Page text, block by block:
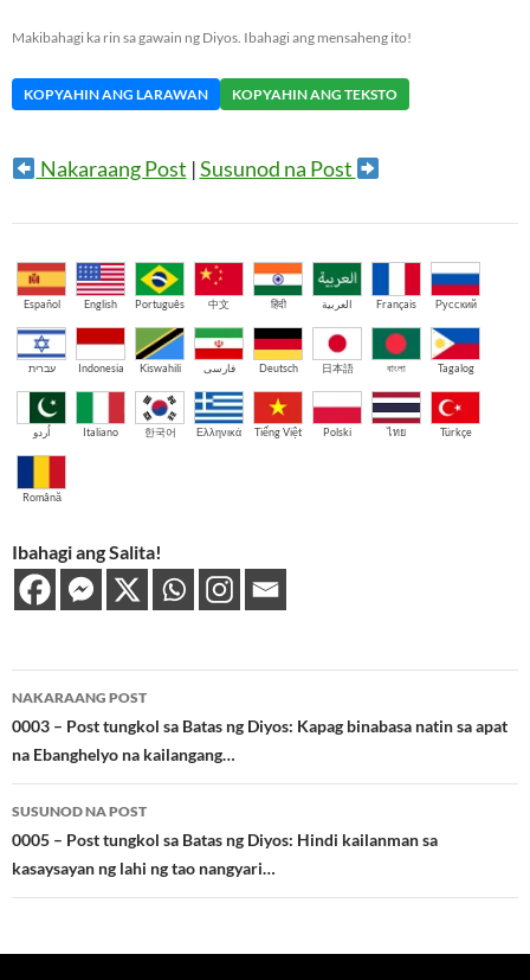
Makibahagi ka rin sa gawain ng Diyos. Ibahagi ang mensaheng ito!
KOPYAHIN ANG LARAWAN KOPYAHIN ANG TEKSTO
Nakaraang Post |Susunod na Post
Español English Português 中文 हिंदी العربية Français Русский
עברית Indonesia Kiswahili فارسی Deutsch 日本語 বাংলা Tagalog
اُردو Italiano 한국어 Ελληνικά Tiếng Việt Polski ไทย Türkçe
Română
Ibahagi ang Salita!
Post
navigation
NAKARAANG POST
0003 – Post tungkol sa Batas ng Diyos: Kapag binabasa natin sa apat
na Ebanghelyo na kailangang…
SUSUNOD NA POST
0005 – Post tungkol sa Batas ng Diyos: Hindi kailanman sa
kasaysayan ng lahi ng tao nangyari…